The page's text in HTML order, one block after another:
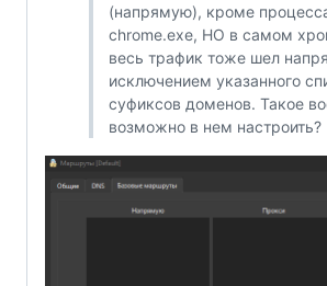
(напрямую), кроме
chrome.exe, НО в самом
весь трафик тоже шел
исключением указанного
суфиксов доменов. Такое
возможно в нем настроить?